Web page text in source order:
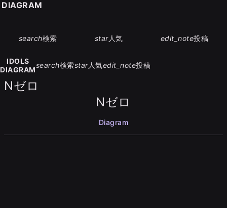
search検索 star人気 edit_note投稿
IDOLS
DIAGRAM
search検索star人気edit_note投稿
Nゼロ
Nゼロ
Diagram